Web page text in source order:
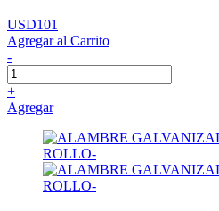
USD101
Agregar al Carrito
-
+
Agregar